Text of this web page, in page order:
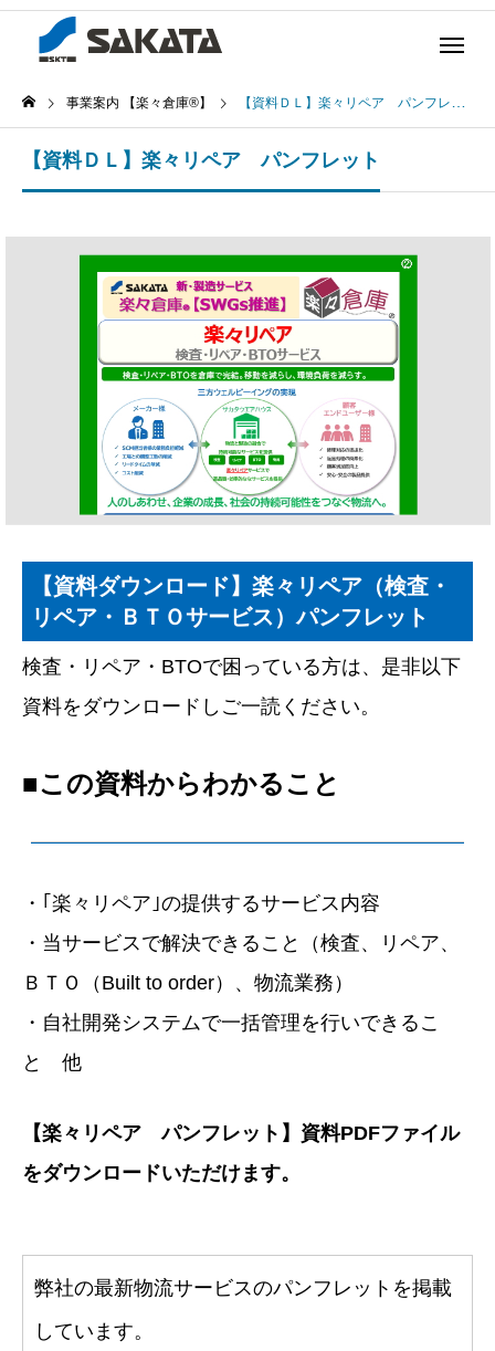
事業案内 【楽々倉庫®】 【資料ＤＬ】楽々リペア パンフレット
【資料ＤＬ】楽々リペア パンフレット
【資料ダウンロード】楽々リペア（検査・
リペア・ＢＴＯサービス）パンフレット
検査・リペア・BTOで困っている方は、是非以下
資料をダウンロードしご一読ください。
■この資料からわかること
・｢楽々リペア｣の提供するサービス内容
・当サービスで解決できること（検査、リペア、
ＢＴＯ（Built to order）、物流業務）
・自社開発システムで一括管理を行いできるこ
と 他
【楽々リペア パンフレット】資料PDFファイル
をダウンロードいただけます。
弊社の最新物流サービスのパンフレットを掲載
しています。